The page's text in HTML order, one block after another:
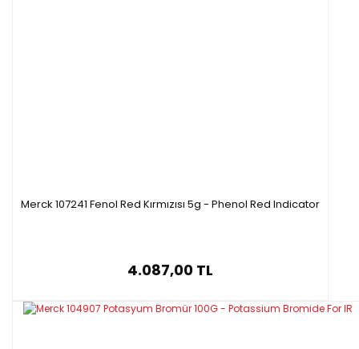
Merck 107241 Fenol Red Kırmızısı 5g - Phenol Red Indicator
4.087,00 TL